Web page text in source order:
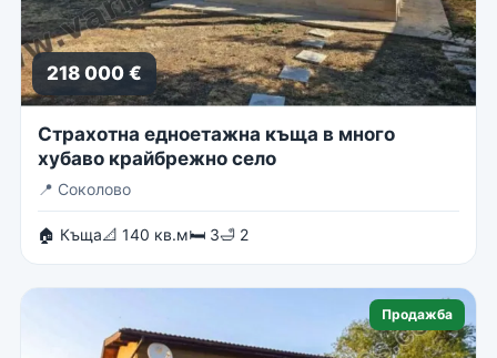
218 000 €
Страхотна едноетажна къща в много
хубаво крайбрежно село
📍 Соколово
🏠 Къща📐 140 кв.м🛏 3🛁 2
Продажба